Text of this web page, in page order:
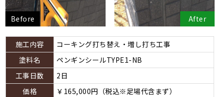
Before After
施工内容
コーキング打ち替え・増し打ち工事
塗料名
ペンギンシールTYPE1-NB
工事日数
2日
価格
￥165,000円（税込※足場代含まず）